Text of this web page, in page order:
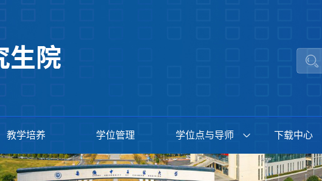
教学培养 学位管理 学位点与导师 下载中心